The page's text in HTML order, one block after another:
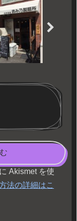
Akismet を使
法の詳細はこ